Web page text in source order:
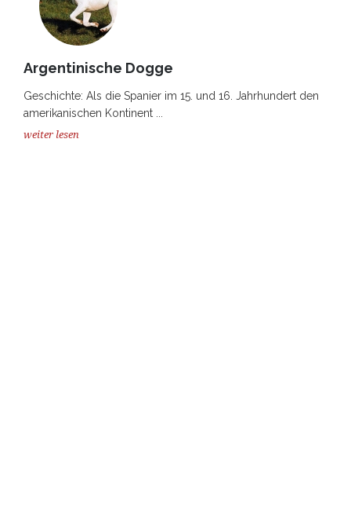
Argentinische Dogge
Geschichte: Als die Spanier im 15. und 16. Jahrhundert den
amerikanischen Kontinent ...
weiter lesen